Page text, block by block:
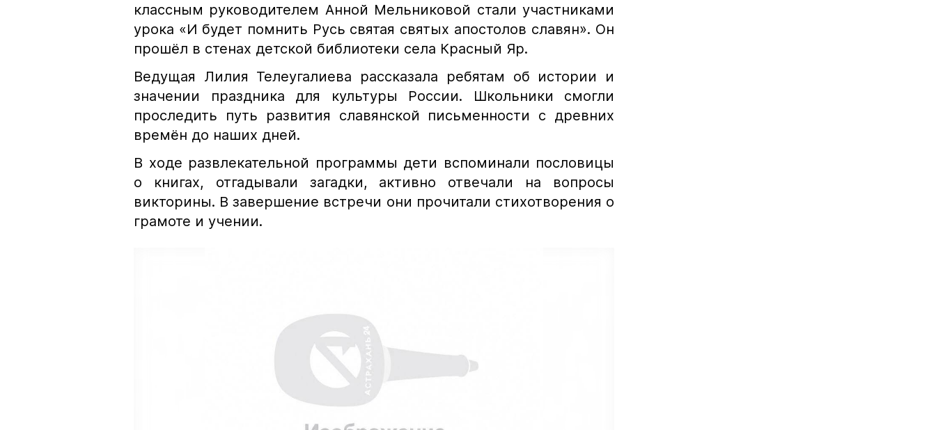
классным руководителем Анной Мельниковой стали участниками
урока «И будет помнить Русь святая святых апостолов славян». Он
прошёл в стенах детской библиотеки села Красный Яр.
Ведущая Лилия Телеугалиева рассказала ребятам об истории и
значении праздника для культуры России. Школьники смогли
проследить путь развития славянской письменности с древних
времён до наших дней.
В ходе развлекательной программы дети вспоминали пословицы
о книгах, отгадывали загадки, активно отвечали на вопросы
викторины. В завершение встречи они прочитали стихотворения о
грамоте и учении.